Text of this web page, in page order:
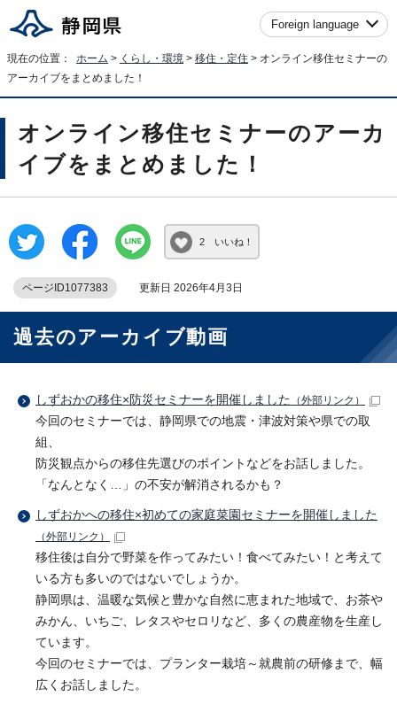
Foreign language
現在の位置： ホーム > くらし・環境 > 移住・定住 > オンライン移住セミナーの
アーカイブをまとめました！
オンライン移住セミナーのアーカ
イブをまとめました！
2 いいね！
ページID1077383 更新日 2026年4月3日
過去のアーカイブ動画
しずおかの移住×防災セミナーを開催しました （外部リンク）
今回のセミナーでは、静岡県での地震・津波対策や県での取
組、
防災観点からの移住先選びのポイントなどをお話しました。
「なんとなく…」の不安が解消されるかも？
しずおかへの移住×初めての家庭菜園セミナーを開催しました
（外部リンク）
移住後は自分で野菜を作ってみたい！食べてみたい！と考えて
いる方も多いのではないでしょうか。
静岡県は、温暖な気候と豊かな自然に恵まれた地域で、お茶や
みかん、いちご、レタスやセロリなど、多くの農産物を生産し
ています。
今回のセミナーでは、プランター栽培～就農前の研修まで、幅
広くお話しました。